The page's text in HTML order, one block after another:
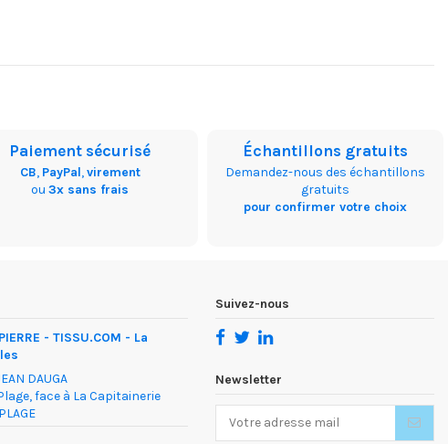
Paiement sécurisé
CB, PayPal,virement
ou3x sans frais
Échantillons gratuits
Demandez-nous des échantillons
gratuits
pour confirmer votre choix
- TISSU.COM - La
DAUGA
face à La Capitainerie
Suivez-nous
Newsletter